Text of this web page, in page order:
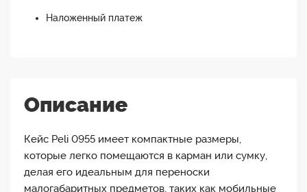
Наложенный платеж
Описание
Кейс Peli 0955 имеет компактные размеры,
которые легко помещаются в карман или сумку,
делая его идеальным для переноски
малогабаритных предметов, таких как мобильные